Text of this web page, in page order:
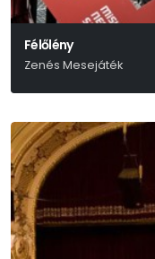
Félőlény
Zenés Mesejáték